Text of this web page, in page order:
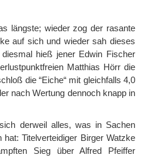
längste; wieder zog der rasante
auf sich und wieder sah dieses
hieß jener Edwin Fischer
Matthias Hörr die
die “Eiche“ mit gleichfalls 4,0
nach Wertung dennoch knapp in
derweil alles, was in Sachen
Titelverteidiger Birger Watzke
Sieg über Alfred Pfeiffer